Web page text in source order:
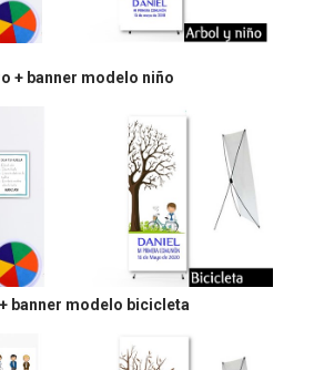
+ banner modelo niño
banner modelo bicicleta